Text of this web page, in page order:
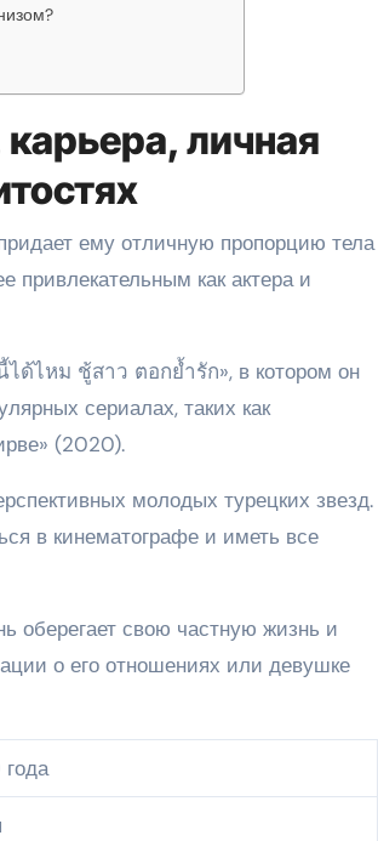
личная
ему отличную пропорцию тела
привлекательным как актера и
ได้ไหม ชู้สาว ตอกย้ำรัก», в котором он
сериалах, таких как
(2020).
молодых турецких звезд.
в кинематографе и иметь все
оберегает свою частную жизнь и
о его отношениях или девушке